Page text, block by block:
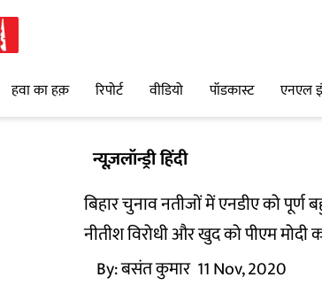
हवा का हक़ रिपोर्ट वीडियो पॉडकास्ट एनएल
न्यूज़लॉन्ड्री हिंदी
बिहार चुनाव नतीजों में एनडीए को पूर्ण
नीतीश विरोधी और खुद को पीएम मोदी
By:बसंत कुमार 11 Nov, 2020